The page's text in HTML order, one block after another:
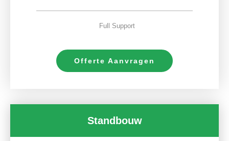
Full Support
Offerte Aanvragen
Standbouw